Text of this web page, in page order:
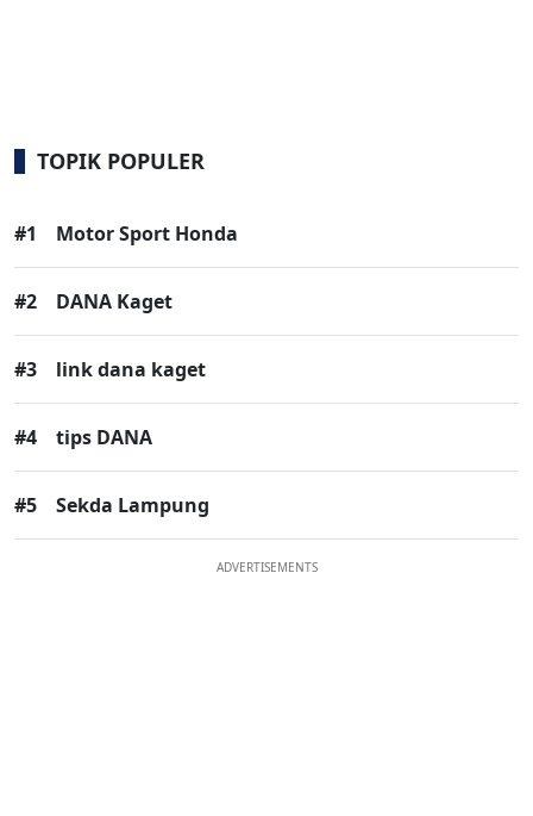
TOPIK POPULER
#1 Motor Sport Honda
#2 DANA Kaget
#3 link dana kaget
#4 tips DANA
#5 Sekda Lampung
ADVERTISEMENTS